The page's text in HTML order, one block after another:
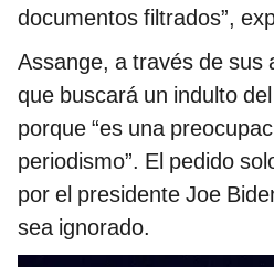
documentos filtrados”,
Assange, a través de sus
que buscará un indulto
porque “es una
periodismo”. El pedido
por el presidente Joe
sea ignorado.